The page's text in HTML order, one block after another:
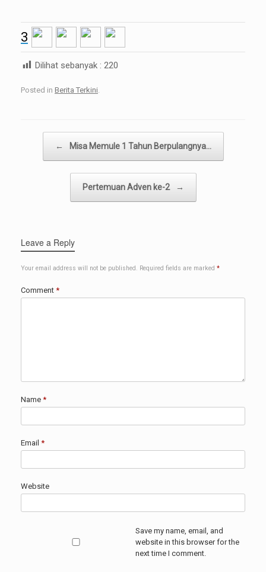
3
Dilihat sebanyak : 220
Posted in Berita Terkini
← Misa Memule 1 Tahun Berpulangnya…
Pertemuan Adven ke-2 →
Leave a Reply
Your email address will not be published. Required fields are marked *
Comment *
Name *
Email *
Website
Save my name, email, and
website in this browser for the
next time I comment.